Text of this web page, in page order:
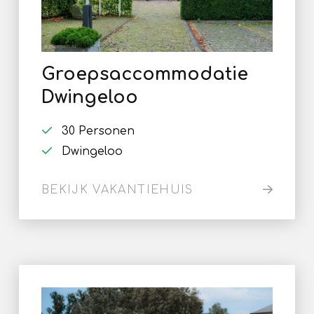
Groepsaccommodatie
Dwingeloo
30 Personen
Dwingeloo
BEKIJK VAKANTIEHUIS